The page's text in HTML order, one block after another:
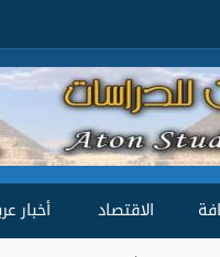
الاقتصاد
أخبار